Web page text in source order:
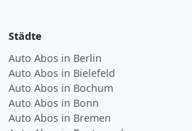
Städte
Auto Abos in Berlin
Auto Abos in Bielefeld
Auto Abos in Bochum
Auto Abos in Bonn
Auto Abos in Bremen